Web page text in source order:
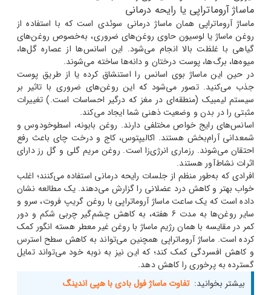
ماساژ آروماتراپی یا رایحه درمانی
ماساژ آروماتراپی همان ماساژ درمانی سوئدی است که با استفاده از
روغن ماساژ یا لوسیون حاوی روغن‌های ضروری، به‌خصوص روغن‌های
گیاهی با غلظت بالا انجام می‌شود. این اسانس‌ها از عصاره گل‌ها،
میوه‌ها، برگ‌ها، پوست درختان و دانه‌ها ساخته می‌شوند.
در حین این ماساژ بوی اسانس را استنشاق کرده یا از طریق پوست
جذب می‌‌کنید. تصور می‌شود که این روغن‌های ضروری با تاثیر بر
سیستم لیمبیک (منطقه‌ای در مغز که درگیر احساسات است.) تغییرات
مثبتی را در بدن و وضعیت ذهنی شما ایجاد می‌کند.
اسانس‌های رایج خواص مختلفی دارند. روغن بابونه، اسطوخودوس و
شمعدانی آرام‌بخش هستند. اکالیپتوس، کاج و درخت چای باعث رفع
احتقان می‌شوند. رزماری انرژی‌زا است. روغن مریم گلی و گل رز دارای
اثرات نشاط‌آور هستند.
افرادی که به‌طور منظم از جلسات رایحه درمانی استفاده می‌کنند؛ اغلب
خواب بهتر و کاهش درد عضلانی را گزارش می‌دهند. یک مطالعه نشان
داده است که یک ساعت ماساژ آروماتراپی با روغن گریپ فروت، سرو و
سایر روغن‌ها به مدت 6 هفته، به کاهش چشم‌گیر چربی شکم و دور
کمر در مقایسه با همان رژیم ماساژ با روغن غیر معطر هسته انگور کمک
کرده است. ماساژ آروماتراپی همچنین می‌تواند به کاهش سطح استرس
و کاهش افسردگی کمک کند؛ که این نیز به نوبه خود می‌تواند تمایل
گسترده به پرخوری را کاهش دهد.
بیشتر بخوانید:تفاوت ماساژ فول بادی با هپی اندینگ